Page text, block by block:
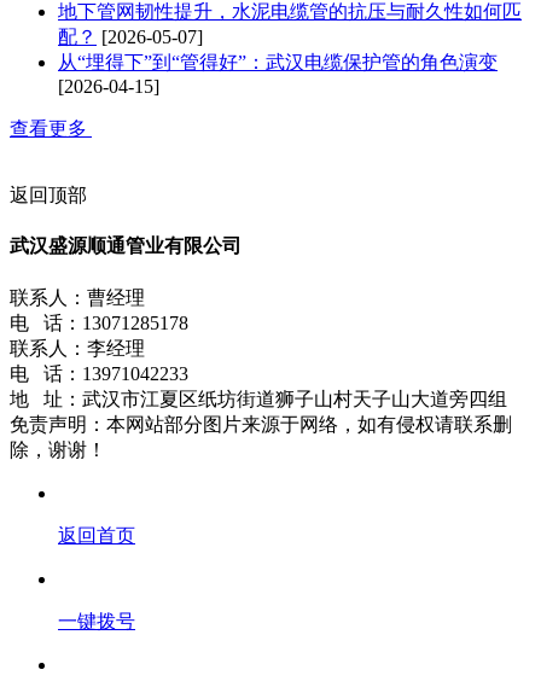
地下管网韧性提升，水泥电缆管的抗压与耐久性如何匹
配？ [2026-05-07]
从“埋得下”到“管得好”：武汉电缆保护管的角色演变
[2026-04-15]
查看更多
返回顶部
武汉盛源顺通管业有限公司
联系人：曹经理
电 话：13071285178
联系人：李经理
电 话：13971042233
地 址：武汉市江夏区纸坊街道狮子山村天子山大道旁四组
免责声明：本网站部分图片来源于网络，如有侵权请联系删
除，谢谢！
返回首页
一键拨号